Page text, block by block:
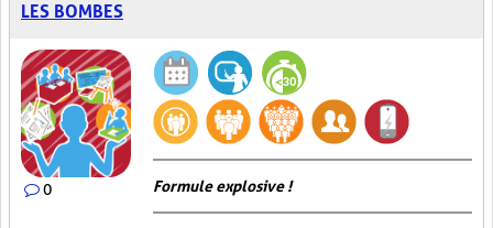
LES BOMBES
0 Formule explosive !